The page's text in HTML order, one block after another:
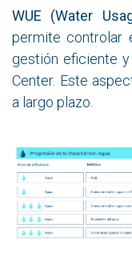
WUE (Water
permite controlar
gestión eficiente
Center. Este
a largo plazo.